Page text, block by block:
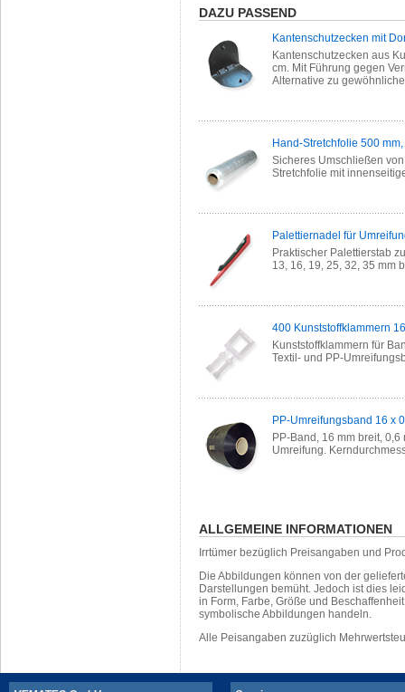
DAZU PASSEND
Kantenschutzecken mit
Kantenschutzecken aus
cm. Mit Führung gegen
Alternative zu
Hand-Stretchfolie 500
Sicheres Umschließen
Stretchfolie mit
Palettiernadel für
Praktischer Palettierstab
13, 16, 19, 25, 32, 35 mm
400 Kunststoffklammern
Kunststoffklammern für
Textil- und PP-
PP-Umreifungsband 16 x
PP-Band, 16 mm breit,
Umreifung.
ALLGEMEINE INFORMATIONEN
Irrtümer bezüglich Preisangaben und
Die Abbildungen können von der
Darstellungen bemüht. Jedoch ist dies
in Form, Farbe, Größe und
symbolische Abbildungen handeln.
Alle Peisangaben zuzüglich